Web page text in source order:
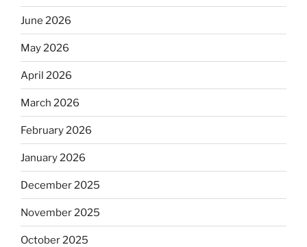
June 2026
May 2026
April 2026
March 2026
February 2026
January 2026
December 2025
November 2025
October 2025